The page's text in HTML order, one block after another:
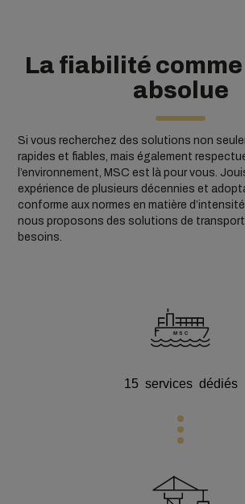
La fiabilité
absolue
Si vous recherchez des solutions non
rapides et fiables, mais également
l’environnement, MSC est là pour vous.
expérience de plusieurs décennies et
conforme aux normes en matière
nous proposons des solutions de
besoins.
15 services dédiés